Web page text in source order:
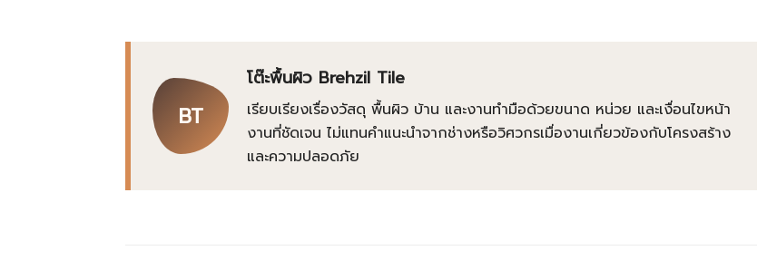
BT
โต๊ะพื้นผิว Brehzil Tile
เรียบเรียงเรื่องวัสดุ พื้นผิว บ้าน และงานทำมือด้วยขนาด หน่วย และเงื่อนไขหน้า
งานที่ชัดเจน ไม่แทนคำแนะนำจากช่างหรือวิศวกรเมื่องานเกี่ยวข้องกับโครงสร้าง
และความปลอดภัย